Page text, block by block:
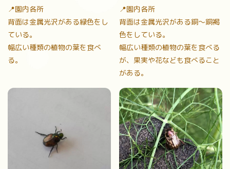
📍園内各所
背面は金属光沢がある緑色をし
ている。
幅広い種類の植物の葉を食べ
る。
📍園内各所
背面は金属光沢がある銅〜銅褐
色をしている。
幅広い種類の植物の葉を食べる
が、果実や花なども食べること
がある。